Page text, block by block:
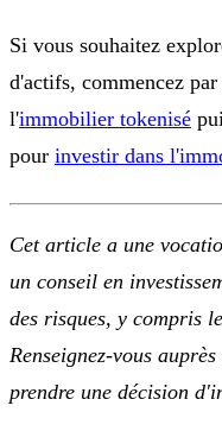
Si vous souhaitez
d'actifs, commencez
l'immobilier tokenisé
pour investir dans
Cet article a une
un conseil en
des risques, y compris
Renseignez-vous
prendre une décision